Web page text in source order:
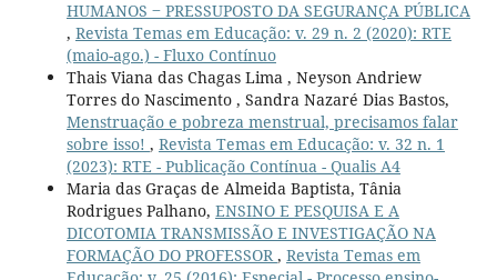
HUMANOS ‒ PRESSUPOSTO DA SEGURANÇA PÚBLICA
, Revista Temas em Educação: v. 29 n. 2 (2020): RTE
(maio-ago.) - Fluxo Contínuo
Thais Viana das Chagas Lima , Neyson Andriew
Torres do Nascimento , Sandra Nazaré Dias Bastos,
Menstruação e pobreza menstrual, precisamos falar
sobre isso! , Revista Temas em Educação: v. 32 n. 1
(2023): RTE - Publicação Contínua - Qualis A4
Maria das Graças de Almeida Baptista, Tânia
Rodrigues Palhano, ENSINO E PESQUISA E A
DICOTOMIA TRANSMISSÃO E INVESTIGAÇÃO NA
FORMAÇÃO DO PROFESSOR, Revista Temas em